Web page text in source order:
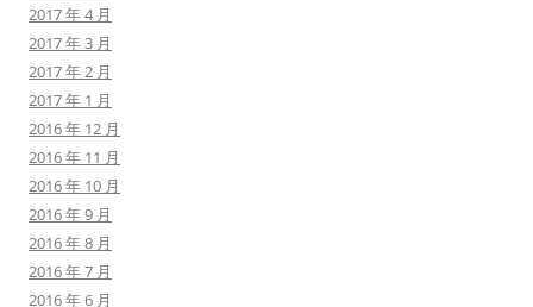
2017 年 4 月
2017 年 3 月
2017 年 2 月
2017 年 1 月
2016 年 12 月
2016 年 11 月
2016 年 10 月
2016 年 9 月
2016 年 8 月
2016 年 7 月
2016 年 6 月